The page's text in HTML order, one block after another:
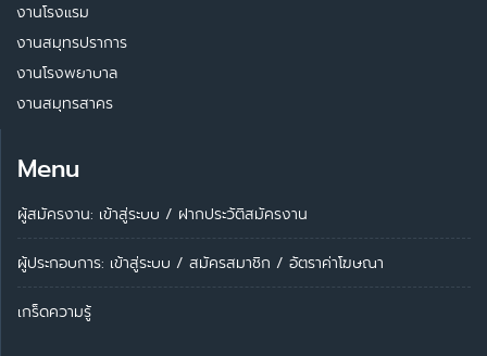
งานโรงแรม
งานสมุทรปราการ
งานโรงพยาบาล
งานสมุทรสาคร
Menu
ผู้สมัครงาน: เข้าสู่ระบบ / ฝากประวัติสมัครงาน
ผู้ประกอบการ: เข้าสู่ระบบ / สมัครสมาชิก / อัตราค่าโฆษณา
เกร็ดความรู้